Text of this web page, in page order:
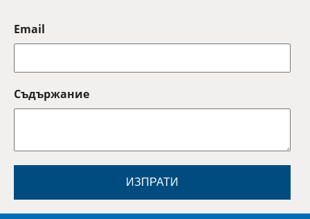
Email
Съдържание
ИЗПРАТИ